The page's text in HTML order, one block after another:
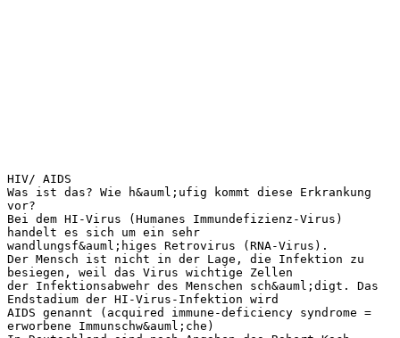
HIV/ AIDS
Was ist das? Wie h&auml;ufig kommt diese Erkrankung
vor?
Bei dem HI-Virus (Humanes Immundefizienz-Virus)
handelt es sich um ein sehr
wandlungsf&auml;higes Retrovirus (RNA-Virus).
Der Mensch ist nicht in der Lage, die Infektion zu
besiegen, weil das Virus wichtige Zellen
der Infektionsabwehr des Menschen sch&auml;digt. Das
Endstadium der HI-Virus-Infektion wird
AIDS genannt (acquired immune-deficiency syndrome =
erworbene Immunschw&auml;che)